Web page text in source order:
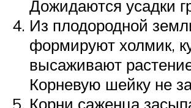
Дожидаются усадки
Из плодородной
формируют холмик,
высаживают
Корневую шейку не
Корни саженца